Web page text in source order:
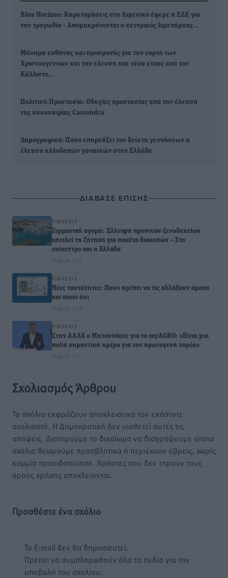
Blue Horizon: Καρατομήσεις στο Λιμενικό έφερε η ΕΔΕ για
την τραγωδία - Απομακρύνονται ο κεντρικός λιμενάρχης…
Μήνυμα ευθύνης και προσμονής για την εορτή των
Χριστουγέννων και την έλευση του νέου έτους από τον
Κάλλιστο…
Πολιτική Προστασία: Οδηγίες προστασίας από την έλευση
της κακοκαιρίας Cassandra
Δημογραφικό: Πόσο επηρεάζει τον δείκτη γεννήσεων η
έλευση αλλοδαπών γυναικών στην Ελλάδα
ΔΙΑΒΑΣΕ ΕΠΙΣΗΣ
ΕΙΔΉΣΕΙΣ
Γερμανική αγορά: Έλλειψη προσιτών ξενοδοχείων
απειλεί τη ζήτηση για πακέτα διακοπών – Στο
επίκεντρο και η Ελλάδα
06.08.26 · 17:42
ΕΙΔΉΣΕΙΣ
Νέες ταυτότητες: Ποιοι πρέπει να τις αλλάξουν άμεσα
και ποιοι όχι
06.08.26 · 13:25
ΕΙΔΉΣΕΙΣ
Στην ΑΑΔΕ ο Μητσοτάκης για το myAGRO: «Είναι μια
πολύ σημαντική ημέρα για τον πρωτογενή τομέα»
06.08.26 · 11:37
Σχολιασμός Άρθρου
Τα σχόλια εκφράζουν αποκλειστικά τον εκάστοτε
σχολιαστή. Η Δημοκρατική δεν υιοθετεί αυτές τις
απόψεις. Διατηρούμε το δικαίωμα να διαγράψουμε όποια
σχόλια θεωρούμε προσβλητικά ή περιέχουν ύβρεις, χωρίς
καμμία προειδοποίηση. Χρήστες που δεν τηρούν τους
όρους χρήσης αποκλείονται.
Προσθέστε ένα σχόλιο
Το E-mail δεν θα δημοσιευτεί.
Πρέπει να συμπληρωθούν όλα τα πεδία για την
υποβολή του σχολίου.